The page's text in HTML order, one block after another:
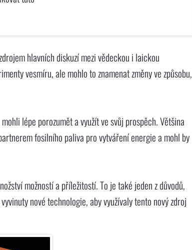
hlavních diskuzí mezi vědeckou i laickou
vesmíru, ale mohlo to znamenat změny ve způsobu,
lépe porozumět a využít ve svůj prospěch. Většina
fosilního paliva pro vytváření energie a mohl by
možností a příležitostí. To je také jeden z důvodů,
nové technologie, aby využívaly tento nový zdroj